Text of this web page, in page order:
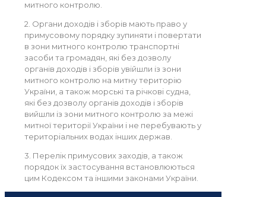
митного контролю.
2. Органи доходів і зборів мають право у
примусовому порядку зупиняти і повертати
в зони митного контролю транспортні
засоби та громадян, які без дозволу
органів доходів і зборів увійшли із зони
митного контролю на митну територію
України, а також морські та річкові судна,
які без дозволу органів доходів і зборів
вийшли із зони митного контролю за межі
митної території України і не перебувають у
територіальних водах інших держав.
3. Перелік примусових заходів, а також
порядок їх застосування встановлюються
цим Кодексом та іншими законами України.